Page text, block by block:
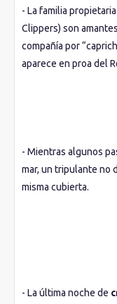
- La familia
Clippers) son
compañía por
aparece en proa del
- Mientras algunos
mar, un tripulante no
misma cubierta.
- La última noche de